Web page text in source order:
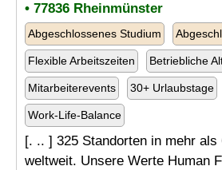
• 77836 Rheinmünster
Abgeschlossenes Studium
Flexible Arbeitszeiten Betriebliche
Mitarbeiterevents 30+ Urlaubstage
Work-Life-Balance
[. .. ] 325 Standorten in mehr als
weltweit. Unsere Werte Human